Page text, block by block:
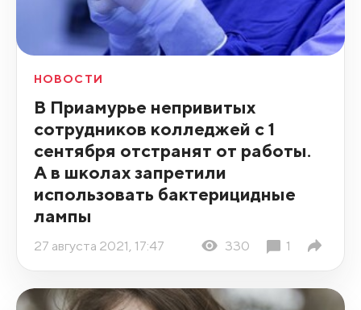
НОВОСТИ
В Приамурье непривитых
сотрудников колледжей с 1
сентября отстранят от работы.
А в школах запретили
использовать бактерицидные
лампы
27 августа 2021, 17:47 330 1